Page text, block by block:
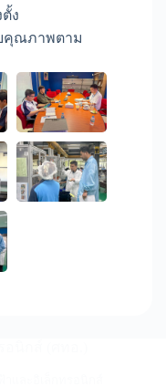
ง
คุณภาพตาม